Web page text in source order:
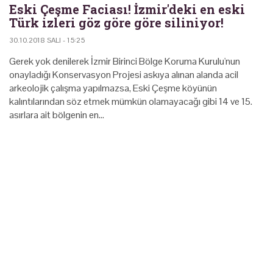
Eski Çeşme Faciası! İzmir'deki en eski
Türk izleri göz göre göre siliniyor!
30.10.2018 SALI - 15:25
Gerek yok denilerek İzmir Birinci Bölge Koruma Kurulu'nun
onayladığı Konservasyon Projesi askıya alınan alanda acil
arkeolojik çalışma yapılmazsa, Eski Çeşme köyünün
kalıntılarından söz etmek mümkün olamayacağı gibi 14 ve 15.
asırlara ait bölgenin en…